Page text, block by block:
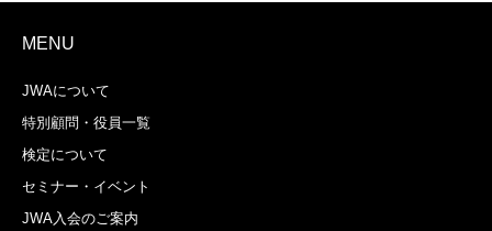
MENU
JWAについて
特別顧問・役員一覧
検定について
セミナー・イベント
JWA入会のご案内